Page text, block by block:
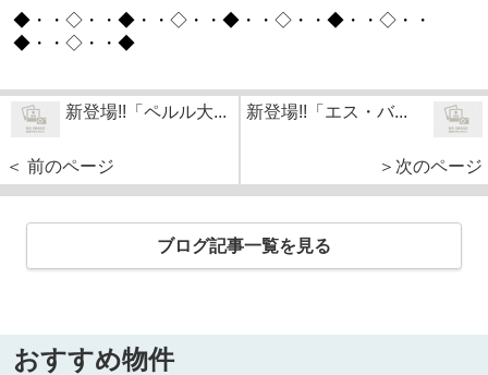
◆・・◇・・◆・・◇・・◆・・◇・・◆・・◇・・
◆・・◇・・◆
新登場!!「ペルル大...
＜ 前のページ
新登場!!「エス・バ...
＞次のページ
ブログ記事一覧を見る
おすすめ物件